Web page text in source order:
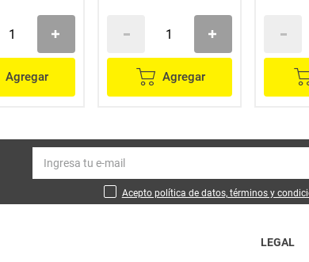
Agregar Agregar
Acepto política de datos, términos y
LEGAL